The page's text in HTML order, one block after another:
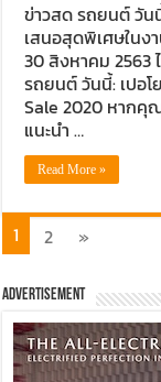
ข่าวสด รถยนต์ วัน
เสนอสุดพิเศษในง
30 สิงหาคม 2563
รถยนต์ วันนี้: เปอ
Sale 2020 หากคุ
แนะนำ …
Read More »
1 2 »
Advertisement